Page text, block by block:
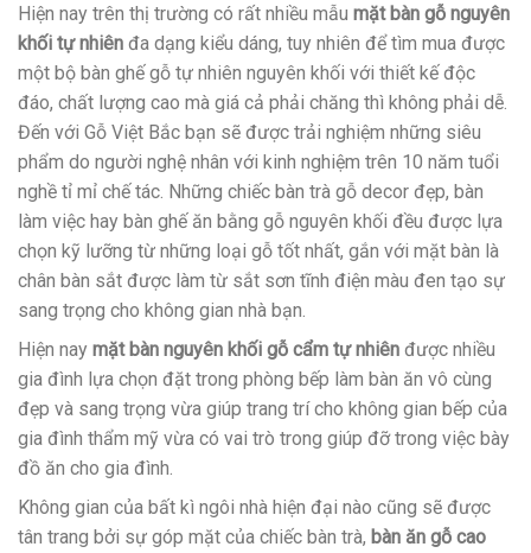
Hiện nay trên thị trường có rất nhiều mẫu mặt bàn gỗ nguyên
khối tự nhiên đa dạng kiểu dáng, tuy nhiên để tìm mua được
một bộ bàn ghế gỗ tự nhiên nguyên khối với thiết kế độc
đáo, chất lượng cao mà giá cả phải chăng thì không phải dễ.
Đến với Gỗ Việt Bắc bạn sẽ được trải nghiệm những siêu
phẩm do người nghệ nhân với kinh nghiệm trên 10 năm tuổi
nghề tỉ mỉ chế tác. Những chiếc bàn trà gỗ decor đẹp, bàn
làm việc hay bàn ghế ăn bằng gỗ nguyên khối đều được lựa
chọn kỹ lưỡng từ những loại gỗ tốt nhất, gắn với mặt bàn là
chân bàn sắt được làm từ sắt sơn tĩnh điện màu đen tạo sự
sang trọng cho không gian nhà bạn.
Hiện nay mặt bàn nguyên khối gỗ cẩm tự nhiên được nhiều
gia đình lựa chọn đặt trong phòng bếp làm bàn ăn vô cùng
đẹp và sang trọng vừa giúp trang trí cho không gian bếp của
gia đình thẩm mỹ vừa có vai trò trong giúp đỡ trong việc bày
đồ ăn cho gia đình.
Không gian của bất kì ngôi nhà hiện đại nào cũng sẽ được
tân trang bởi sự góp mặt của chiếc bàn trà, bàn ăn gỗ cao